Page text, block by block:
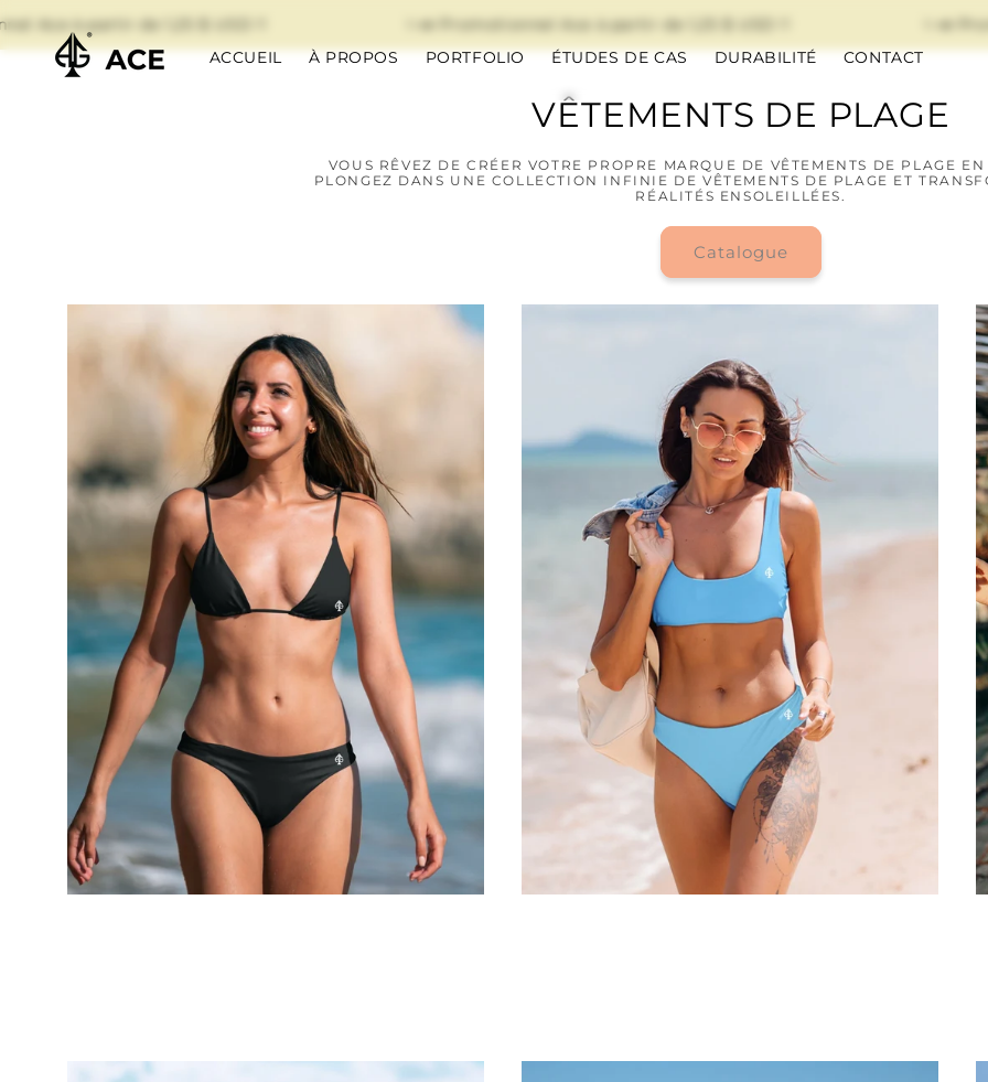
passer
au
contenu
ACCUEIL À PROPOS PORTFOLIO ÉTUDES DE CAS DURABILITÉ CONTACT
à partir de 1,25 $ USD !! ✨📣 Promotionnel Ace à partir de 1,25 $ USD !! ✨📣
VÊTEMENTS DE PLAGE
VOUS RÊVEZ DE CRÉER VOTRE PROPRE MARQUE DE VÊTEMENTS DE PLAGE
PLONGEZ DANS UNE COLLECTION INFINIE DE VÊTEMENTS DE PLAGE ET
RÉALITÉS ENSOLEILLÉES.
Catalogue